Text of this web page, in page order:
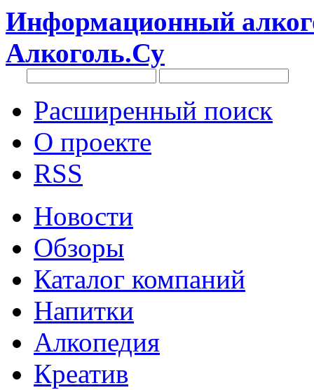
Информационный
Алкоголь.Су
Расширенный поиск
О проекте
RSS
Новости
Обзоры
Каталог компаний
Напитки
Алкопедия
Креатив